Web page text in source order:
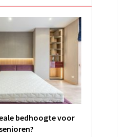
bedhoogte voor